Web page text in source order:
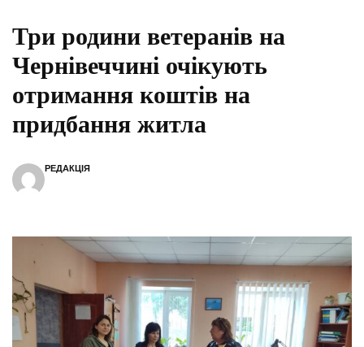
Три родини ветеранів на
Чернівеччині очікують
отримання коштів на
придбання житла
РЕДАКЦІЯ